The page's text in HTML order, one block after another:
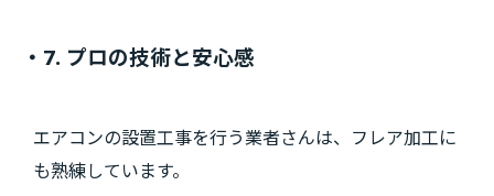
・7. プロの技術と安心感
エアコンの設置工事を行う業者さんは、フレア加工に
も熟練しています。